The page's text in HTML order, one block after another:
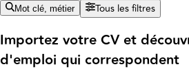
Mot clé, métier Tous les filtres
Importez votre CV et
d'emploi qui correspondent